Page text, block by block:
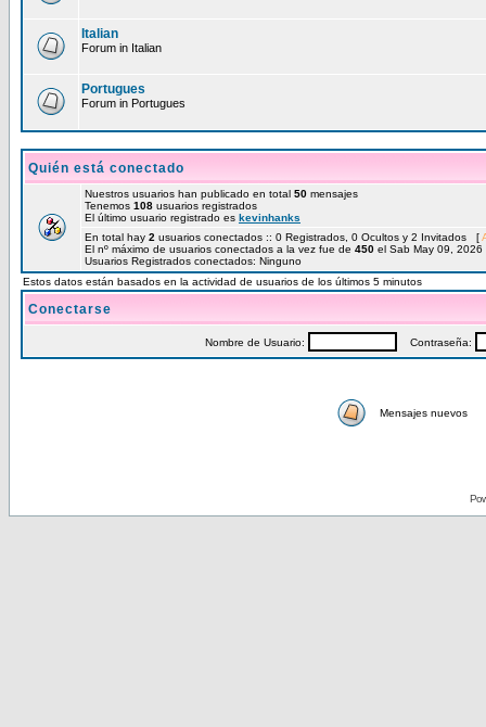
Italian
Forum in Italian
Portugues
Forum in Portugues
Quién está conectado
Nuestros usuarios han publicado en total 50 mensajes
Tenemos 108 usuarios registrados
El último usuario registrado es kevinhanks
En total hay 2 usuarios conectados :: 0 Registrados, 0 Ocultos y 2 Invitados [
El nº máximo de usuarios conectados a la vez fue de 450 el Sab May 09, 2026
Usuarios Registrados conectados: Ninguno
Estos datos están basados en la actividad de usuarios de los últimos 5 minutos
Conectarse
Nombre de Usuario: Contraseña:
Mensajes nuevos